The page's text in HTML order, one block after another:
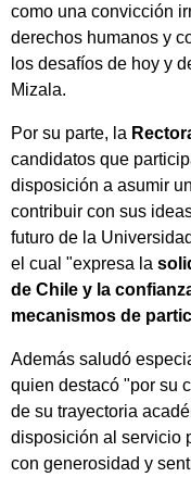
como una convicción
derechos humanos y
los desafíos de hoy y
Mizala.
Por su parte, la
candidatos que
disposición a asumir
contribuir con sus
futuro de la
el cual "expresa la
de Chile y la
mecanismos de
Además saludó
quien destacó "por su
de su trayectoria
disposición al servicio
con generosidad y